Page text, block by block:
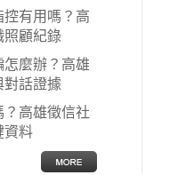
有用嗎？高
照顧紀錄
麼辦？高雄
對話證據
高雄徵信社
資料